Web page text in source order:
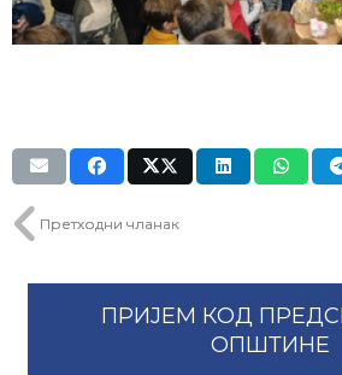
Претходни чланак
ПРИЈЕМ КОД
ОПШТИНЕ